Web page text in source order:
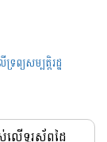
រព្យសម្បត្តិរដ្ឋ
ើទូរស័ព្ទដៃ